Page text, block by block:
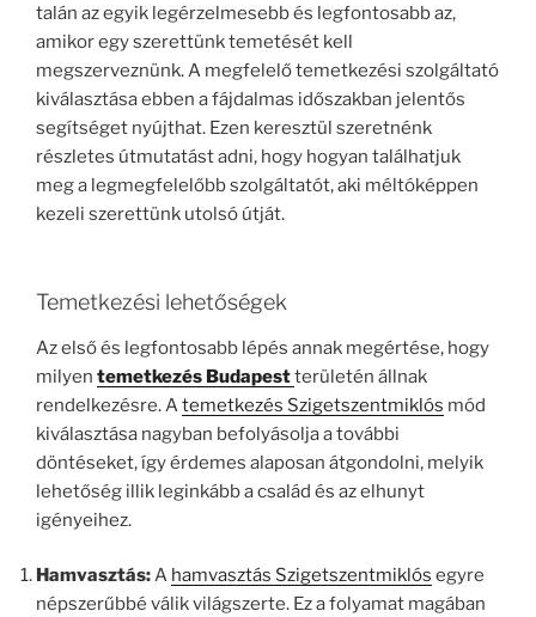
talán az egyik legérzelmesebb és legfontosabb az,
amikor egy szerettünk temetését kell
megszerveznünk. A megfelelő temetkezési szolgáltató
kiválasztása ebben a fájdalmas időszakban jelentős
segítséget nyújthat. Ezen keresztül szeretnénk
részletes útmutatást adni, hogy hogyan találhatjuk
meg a legmegfelelőbb szolgáltatót, aki méltóképpen
kezeli szerettünk utolsó útját.
Temetkezési lehetőségek
Az első és legfontosabb lépés annak megértése, hogy
milyen temetkezés Budapestterületén állnak
rendelkezésre. Atemetkezés Szigetszentmiklós mód
kiválasztása nagyban befolyásolja a további
döntéseket, így érdemes alaposan átgondolni, melyik
lehetőség illik leginkább a család és az elhunyt
igényeihez.
Hamvasztás:A hamvasztás Szigetszentmiklós egyre
népszerűbbé válik világszerte. Ez a folyamat magában